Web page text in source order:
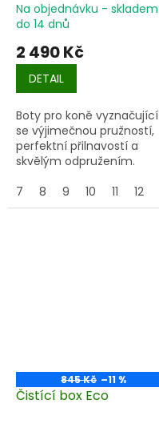
Na objednávku - skladem
do 14 dnů
2 490 Kč
DETAIL
Boty pro koně vyznačující
se výjimečnou pružností,
perfektní přilnavostí a
skvělým odpružením.
7
8 9 10 11 12
845 Kč –11 %
Čistící box Eco